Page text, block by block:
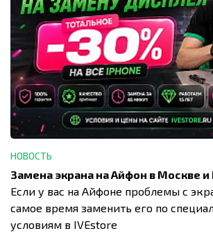
НОВОСТЬ
Замена экрана на Айфон в Москве
Если у вас на Айфоне проблемы с
самое время заменить его по
условиям в IVEstore